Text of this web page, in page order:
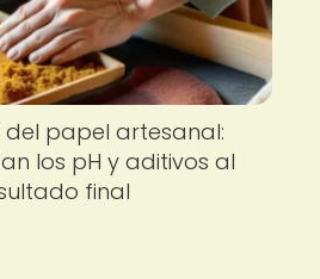
del papel artesanal:
los pH y aditivos al
final